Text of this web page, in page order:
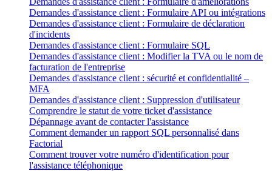
Demandes d'assistance client : Formulaire API ou intégrations
Demandes d'assistance client : Formulaire de déclaration
d'incidents
Demandes d'assistance client : Formulaire SQL
Demandes d'assistance client : Modifier la TVA ou le nom de
facturation de l'entreprise
Demandes d'assistance client : sécurité et confidentialité –
MFA
Demandes d'assistance client : Suppression d'utilisateur
Comprendre le statut de votre ticket d'assistance
Dépannage avant de contacter l'assistance
Comment demander un rapport SQL personnalisé dans
Factorial
Comment trouver votre numéro d'identification pour
l'assistance téléphonique